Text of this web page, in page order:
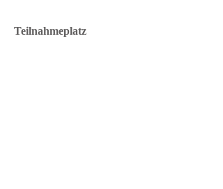
Teilnahmeplatz